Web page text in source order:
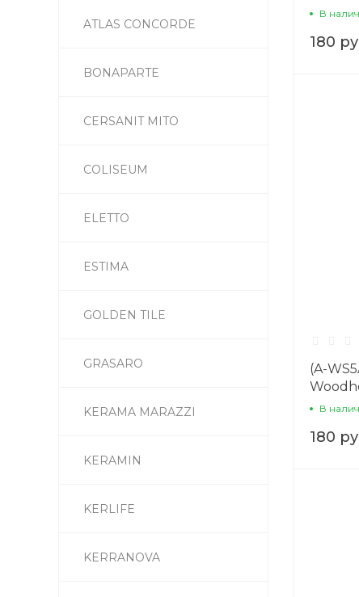
ATLAS CONCORDE
BONAPARTE
CERSANIT MITO
COLISEUM
ELETTO
ESTIMA
GOLDEN TILE
GRASARO
KERAMA MARAZZI
KERAMIN
KERLIFE
KERRANOVA
Сорт1
В
180
(A-
Сорт1
В
180